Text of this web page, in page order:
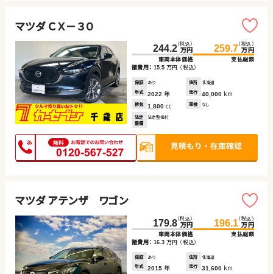
マツダ ＣＸ－３０
244.2（税込）
万円
車両本体価格
259.7（税込）
万円
支払総額
諸費用： 15.5 万円 （税込）
保証 あり 住所
北海道
年式
2022 年 走行 40,000 km
排気 1,800 cc 車検 なし
法定
整備
法定整備付
マツダ アテンザ ワゴン
179.8（税込）
万円
車両本体価格
196.1（税込）
万円
支払総額
諸費用： 16.3 万円 （税込）
保証 あり 住所
北海道
年式
2015 年 走行 31,600 km